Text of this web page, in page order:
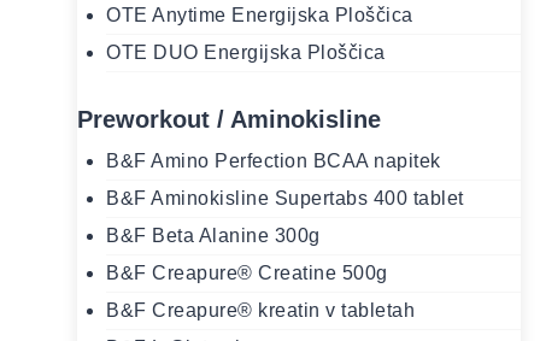
OTE Anytime Energijska Ploščica
OTE DUO Energijska Ploščica
Preworkout / Aminokisline
B&F Amino Perfection BCAA napitek
B&F Aminokisline Supertabs 400 tablet
B&F Beta Alanine 300g
B&F Creapure® Creatine 500g
B&F Creapure® kreatin v tabletah